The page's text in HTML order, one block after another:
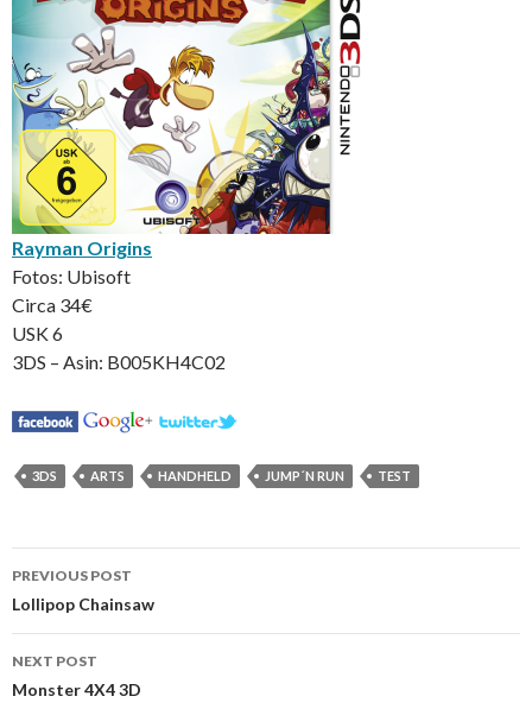
Rayman Origins
Fotos: Ubisoft
Circa 34€
USK 6
3DS – Asin: B005KH4C02
3DS ARTS HANDHELD JUMP´N RUN TEST
Post
navigation
PREVIOUS POST
Lollipop Chainsaw
NEXT POST
Monster 4X4 3D